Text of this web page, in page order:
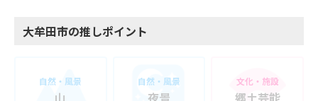
大牟田市の推しポイント
自然・風景
山
自然・風景
夜景
文化・施設
郷土芸能